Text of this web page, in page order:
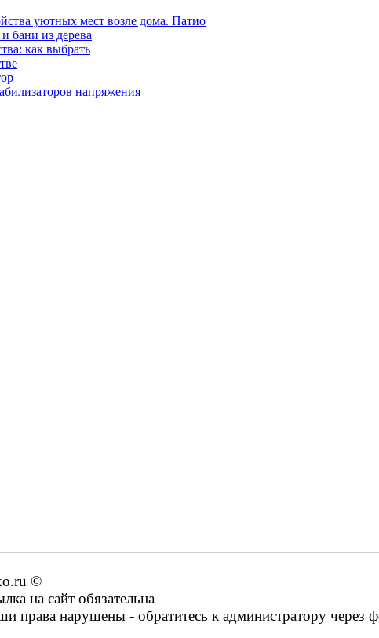
уютных мест возле дома. Патио
бани из дерева
как выбрать
напряжения
©
на сайт обязательна
права нарушены - обратитесь к администратору через